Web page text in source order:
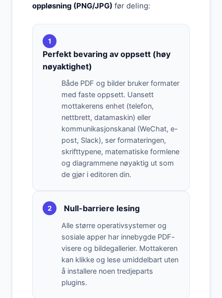
oppløsning (PNG/JPG) før deling:
1
Perfekt bevaring av oppsett (høy
nøyaktighet)
Både PDF og bilder bruker formater
med faste oppsett. Uansett
mottakerens enhet (telefon,
nettbrett, datamaskin) eller
kommunikasjonskanal (WeChat, e-
post, Slack), ser formateringen,
skrifttypene, matematiske formlene
og diagrammene nøyaktig ut som
de gjør i editoren din.
2 Null-barriere lesing
Alle større operativsystemer og
sosiale apper har innebygde PDF-
visere og bildegallerier. Mottakeren
kan klikke og lese umiddelbart uten
å installere noen tredjeparts
plugins.